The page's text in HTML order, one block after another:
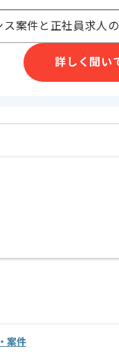
して、
です。
ス案件と正社員求人
詳しく聞い
案件